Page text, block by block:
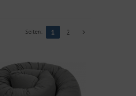
Seiten: 1 2